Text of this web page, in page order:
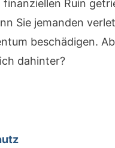
Ruin
Sie jemanden
beschädigen.
dahinter?